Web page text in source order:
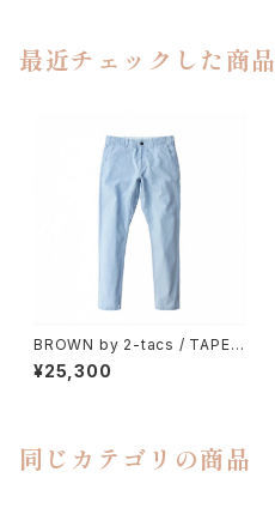
最近チェックした商品
BROWN by 2-tacs / TAPER
ED PANTS
¥25,300
同じカテゴリの商品